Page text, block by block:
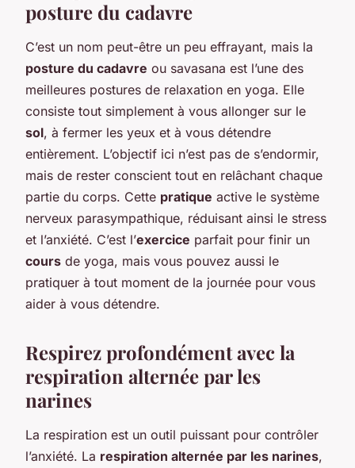
posture du cadavre
C’est un nom peut-être un peu effrayant, mais la
posture du cadavre ou savasana est l’une des
meilleures postures de relaxation en yoga. Elle
consiste tout simplement à vous allonger sur le
sol, à fermer les yeux et à vous détendre
entièrement. L’objectif ici n’est pas de s’endormir,
mais de rester conscient tout en relâchant chaque
partie du corps. Cette pratique active le système
nerveux parasympathique, réduisant ainsi le stress
et l’anxiété. C’est l’exercice parfait pour finir un
cours de yoga, mais vous pouvez aussi le
pratiquer à tout moment de la journée pour vous
aider à vous détendre.
Respirez profondément avec la
respiration alternée par les
narines
La respiration est un outil puissant pour contrôler
l’anxiété. La respiration alternée par les narines,